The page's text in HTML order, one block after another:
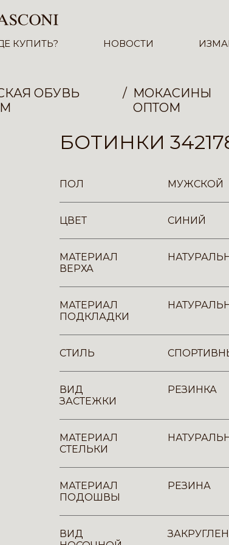
КУПИТЬ? НОВОСТИ
ОБУВЬ
МОКАСИНЫ
ОПТОМ
БОТИНКИ
ПОЛ МУЖСКОЙ
ЦВЕТ СИНИЙ
МАТЕРИАЛ
ВЕРХА
МАТЕРИАЛ
ПОДКЛАДКИ
СТИЛЬ
ВИД
ЗАСТЕЖКИ
РЕЗИНКА
МАТЕРИАЛ
СТЕЛЬКИ
МАТЕРИАЛ
ПОДОШВЫ
РЕЗИНА
ВИД